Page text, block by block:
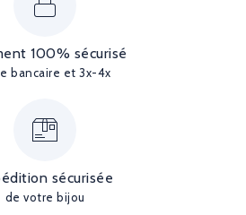
100% sécurisé
bancaire et 3x-4x
sécurisée
de votre bijou